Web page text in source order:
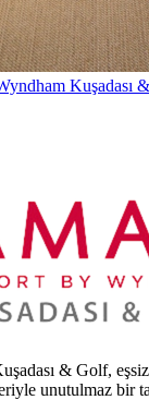
Kuşadası
& Golf,
unutulmaz bir